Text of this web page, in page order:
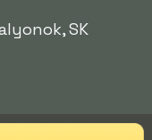
SK